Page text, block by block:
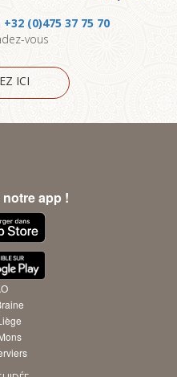
+32 (0)475 37 75 70
vous
ICI
app !